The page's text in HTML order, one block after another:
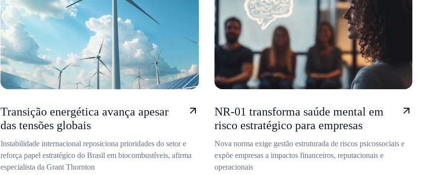
Transição energética avança apesar
das tensões globais
Instabilidade internacional reposiciona prioridades do setor e
reforça papel estratégico do Brasil em biocombustíveis, afirma
especialista da Grant Thornton
NR-01 transforma saúde mental em
risco estratégico para empresas
Nova norma exige gestão estruturada de riscos psicossociais e
expõe empresas a impactos financeiros, reputacionais e
operacionais